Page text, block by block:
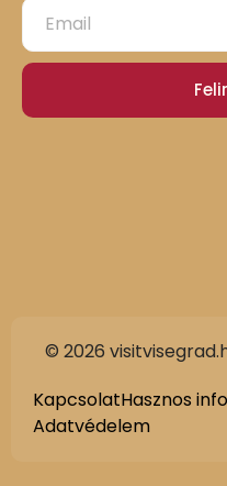
© 2026
KapcsolatHasznos
Adatvédelem